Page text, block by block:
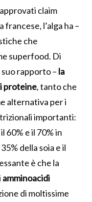
claim
francese, l’alga ha –
che
superfood. Di
rapporto – la
proteine, tanto che
alternativa per i
importanti:
60% e il 70% in
della soia e il
è che la
amminoacidi
di moltissime